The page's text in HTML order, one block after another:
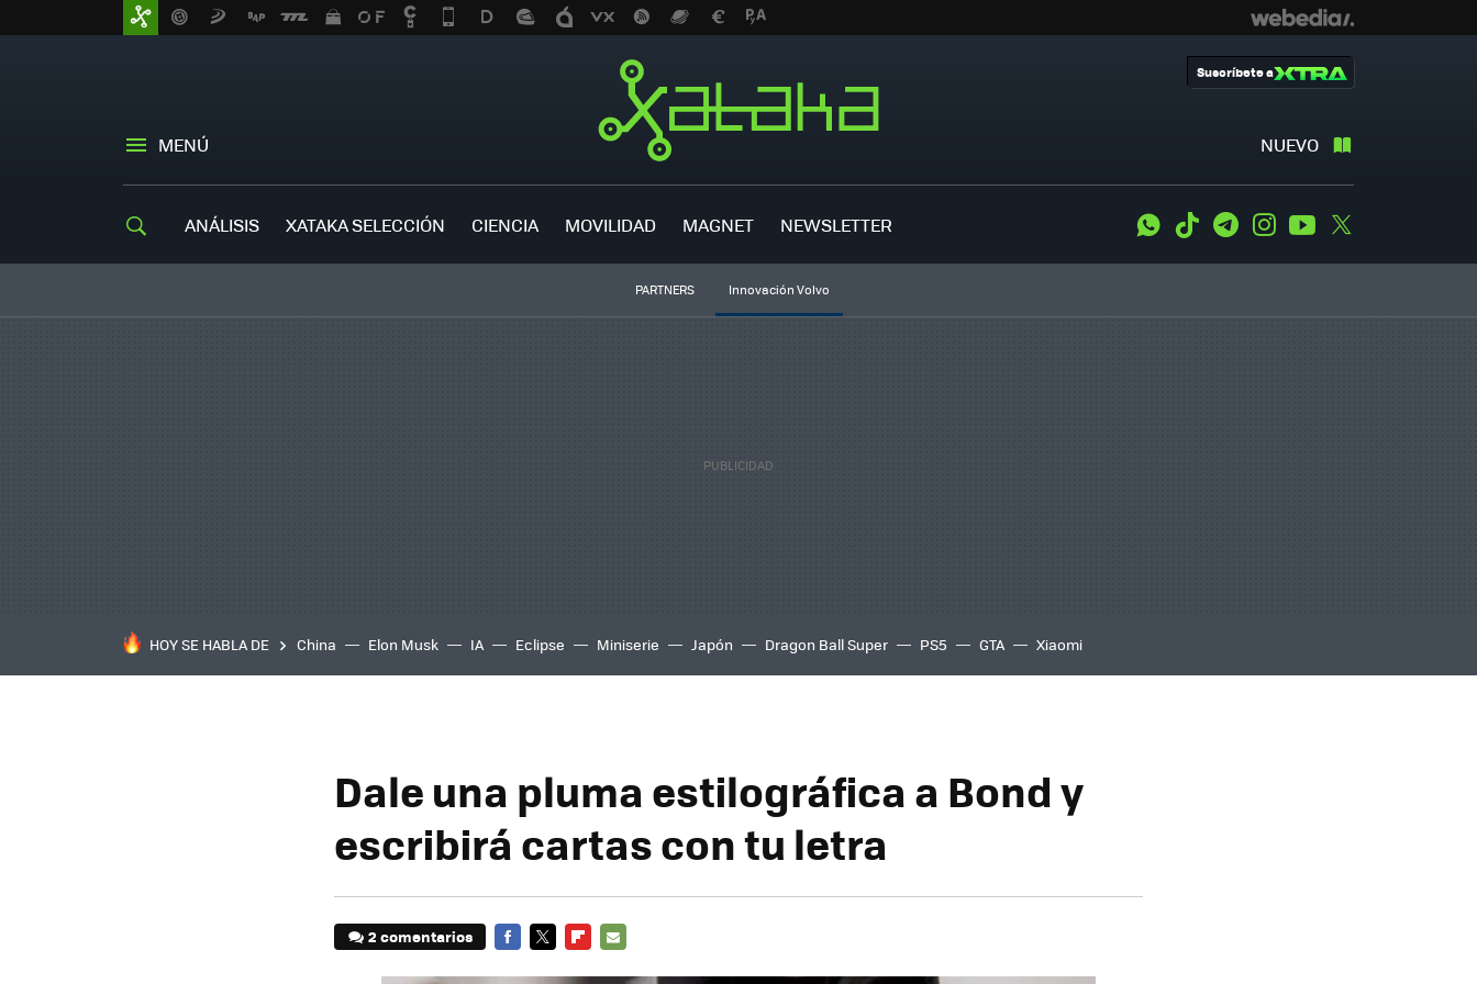
MENÚ NUEVO
Suscríbete a
ANÁLISIS XATAKA SELECCIÓN CIENCIA MOVILIDAD MAGNET NEWSLETTER WhatsApp
Tiktok TelegramInstagramYoutube
PARTNERS Innovación Volvo
HOY SE HABLA DE China Elon Musk IA Eclipse Miniserie Japón Dragon Ball Super PS5 GTA Xiaomi
Dale una pluma estilográfica a Bond y
escribirá cartas con tu letra
2 comentarios